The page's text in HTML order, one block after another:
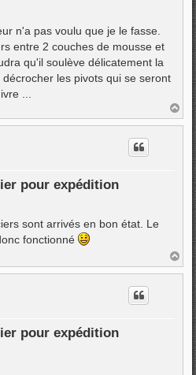
n'a pas voulu que je le fasse.
entre 2 couches de mousse et
qu'il soulève délicatement la
les pivots qui se seront
...
a
u
pour expédition
sont arrivés en bon état. Le
fonctionné
a
u
pour expédition